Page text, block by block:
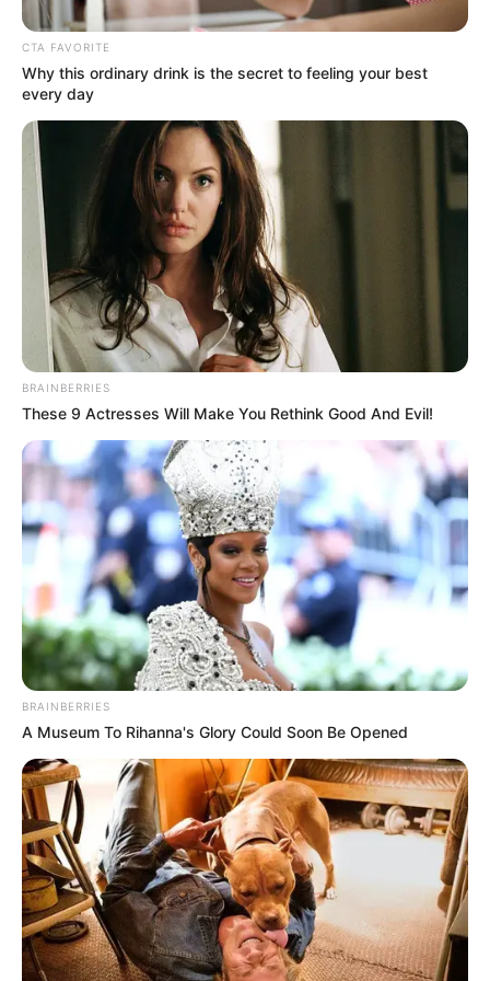
un grupo de inescrupulosos que a esta hora tratan de ser
identificados.
El coronel Luis Benavidez alto oficial de la Policía
Metropolitana de Bogotá (Mebog), dijo en la emisora La
Cariñosa 610 AM de RCN Radio, quelos descarados
mentirosos llegaron al sitio, pusieron hacer fila a los
convocados, hasta les marcaron los brazos con números
como supuesto orden para reclamar la ayuda y luego se
‘perdieron del mapa’ toteados de la risa.
Lea También: A partir de este lunes cambia el ‘pico y
cédula’ en el Transmilenio de Soacha y para mercar
Ante tanta espera, los presentes, unos 600 en total, se
‘salieron de los chiros’ y trataron de meterse a las ‘malas’
a uno de esos negocios ubicados hacia la salida a los
Llanos Orientales, situación que fue frenada por la propia
comunidad y los dueños del negocio.
El coronel Benavidez comentó en el noticiero Alerta
CTA FAVORITE
Why this ordinary drink is the secret to feeling your best
every day
BRAINBERRIES
These 9 Actresses Will Make You Rethink Good And Evil!
BRAINBERRIES
A Museum To Rihanna's Glory Could Soon Be Opened